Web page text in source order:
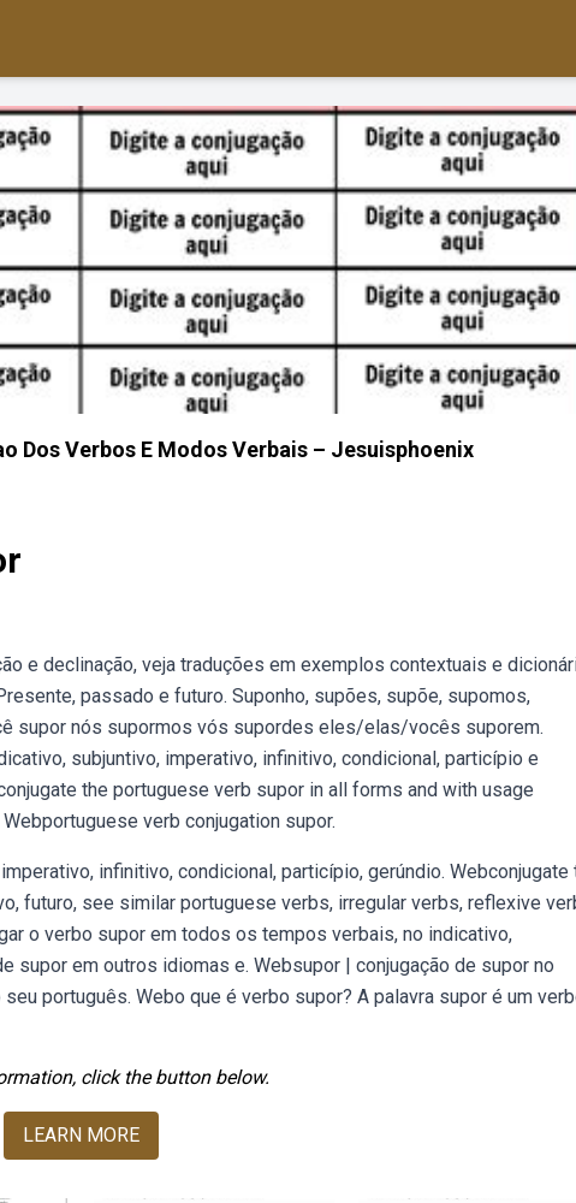
Dos Verbos E Modos Verbais – Jesuisphoenix
e declinação, veja traduções em exemplos contextuais e
passado e futuro. Suponho, supões, supõe, supomos,
supor nós supormos vós supordes eles/elas/vocês suporem.
subjuntivo, imperativo, infinitivo, condicional, particípio e
the portuguese verb supor in all forms and with usage
verb conjugation supor.
infinitivo, condicional, particípio, gerúndio. Webconjugate
futuro, see similar portuguese verbs, irregular verbs, reflexive
o verbo supor em todos os tempos verbais, no indicativo,
supor em outros idiomas e. Websupor | conjugação de supor no
português. Webo que é verbo supor? A palavra supor é um
click the button below.
LEARN MORE